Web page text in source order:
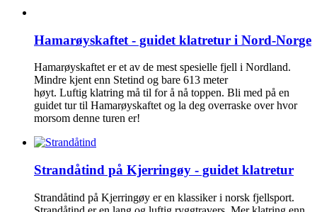
Hamarøyskaftet - guidet klatretur i Nord-Norge
Hamarøyskaftet er et av de mest spesielle fjell i Nordland.
Mindre kjent enn Stetind og bare 613 meter
høyt. Luftig klatring må til for å nå toppen. Bli med på en
guidet tur til Hamarøyskaftet og la deg overraske over hvor
morsom denne turen er!
Strandåtind på Kjerringøy - guidet klatretur
Strandåtind på Kjerringøy er en klassiker i norsk fjellsport.